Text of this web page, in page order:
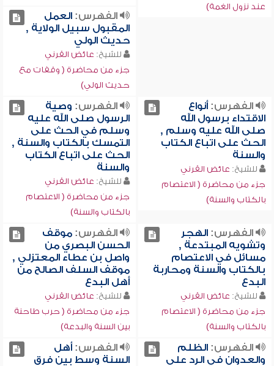
عند نزول الغمة)
الفهرس:العمل
المقبول سبيل الولاية ,
حديث الولي
للشيخ: عائض القرني
جزء من محاضرة ( وقفات مع
حديث الولي)
الفهرس:أنواع
الاقتداء برسول الله
صلى الله عليه وسلم ,
الحث على اتباع الكتاب
والسنة
للشيخ: عائض القرني
جزء من محاضرة ( الاعتصام
بالكتاب والسنة)
الفهرس: وصية
الرسول صلى الله عليه
وسلم في الحث على
التمسك بالكتاب والسنة ,
الحث على اتباع الكتاب
والسنة
للشيخ: عائض القرني
جزء من محاضرة ( الاعتصام
بالكتاب والسنة)
الفهرس:الهجر
وتشويه المبتدعة ,
مسائل في الاعتصام
بالكتاب والسنة ومحاربة
البدع
للشيخ: عائض القرني
جزء من محاضرة ( الاعتصام
بالكتاب والسنة)
الفهرس:موقف
الحسن البصري من
واصل بن عطاء المعتزلي ,
موقف السلف الصالح من
أهل البدع
للشيخ: عائض القرني
جزء من محاضرة ( حرب طاحنة
بين السنة والبدعة)
الفهرس:الظلم
والعدوان في الرد على
الفهرس:أهل
السنة وسط بين فرق